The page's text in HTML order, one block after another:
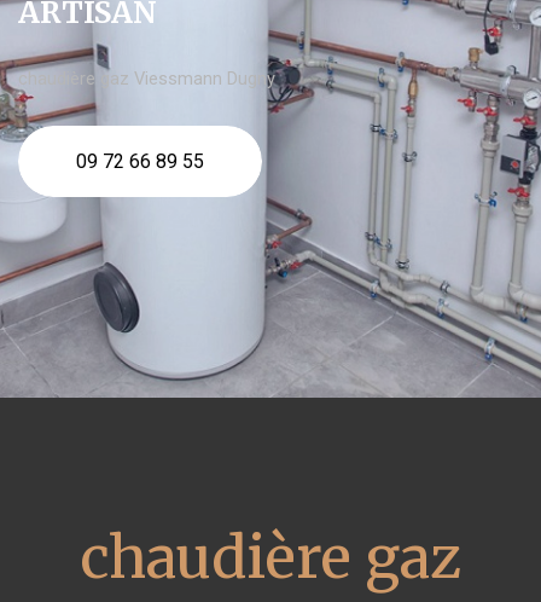
ARTISAN
chaudière gaz Viessmann Dugny
09 72 66 89 55
chaudière gaz